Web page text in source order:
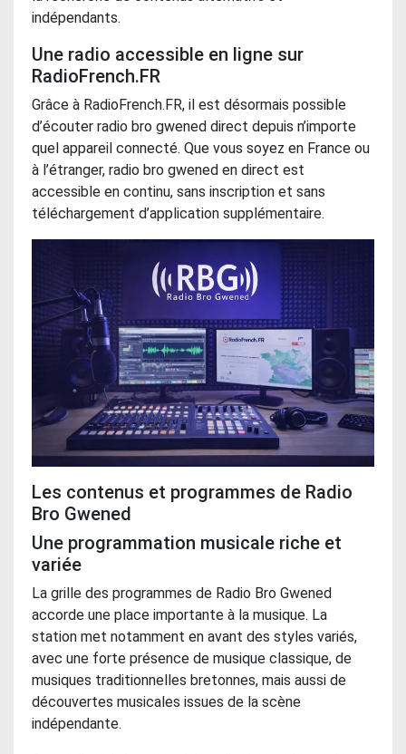
indépendants.
Une radio accessible en ligne sur
RadioFrench.FR
Grâce à RadioFrench.FR, il est désormais possible
d’écouter radio bro gwened direct depuis n’importe
quel appareil connecté. Que vous soyez en France ou
à l’étranger, radio bro gwened en direct est
accessible en continu, sans inscription et sans
téléchargement d’application supplémentaire.
Les contenus et programmes de Radio
Bro Gwened
Une programmation musicale riche et
variée
La grille des programmes de Radio Bro Gwened
accorde une place importante à la musique. La
station met notamment en avant des styles variés,
avec une forte présence de musique classique, de
musiques traditionnelles bretonnes, mais aussi de
découvertes musicales issues de la scène
indépendante.